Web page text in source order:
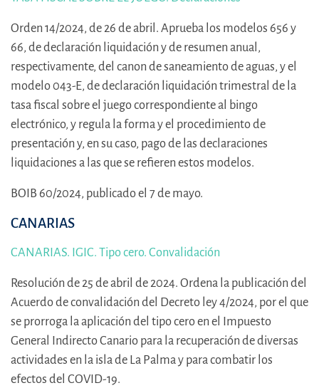
Orden 14/2024, de 26 de abril. Aprueba los modelos 656 y
66, de declaración liquidación y de resumen anual,
respectivamente, del canon de saneamiento de aguas, y el
modelo 043-E, de declaración liquidación trimestral de la
tasa fiscal sobre el juego correspondiente al bingo
electrónico, y regula la forma y el procedimiento de
presentación y, en su caso, pago de las declaraciones
liquidaciones a las que se refieren estos modelos.
BOIB 60/2024, publicado el 7 de mayo.
CANARIAS
CANARIAS. IGIC. Tipo cero. Convalidación
Resolución de 25 de abril de 2024. Ordena la publicación del
Acuerdo de convalidación del Decreto ley 4/2024, por el que
se prorroga la aplicación del tipo cero en el Impuesto
General Indirecto Canario para la recuperación de diversas
actividades en la isla de La Palma y para combatir los
efectos del COVID-19.